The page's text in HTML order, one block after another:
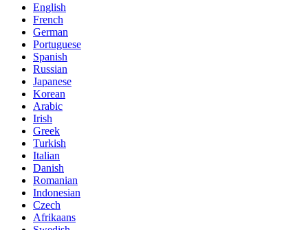
English
French
German
Portuguese
Spanish
Russian
Japanese
Korean
Arabic
Irish
Greek
Turkish
Italian
Danish
Romanian
Indonesian
Czech
Afrikaans